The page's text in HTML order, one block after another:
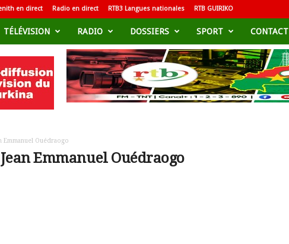
en direct Radio en direct RTB3 Langues nationales RTB GUIRIKO
TÉLÉVISION RADIO DOSSIERS SPORT CONTACT
Emmanuel Ouédraogo
Emmanuel Ouédraogo